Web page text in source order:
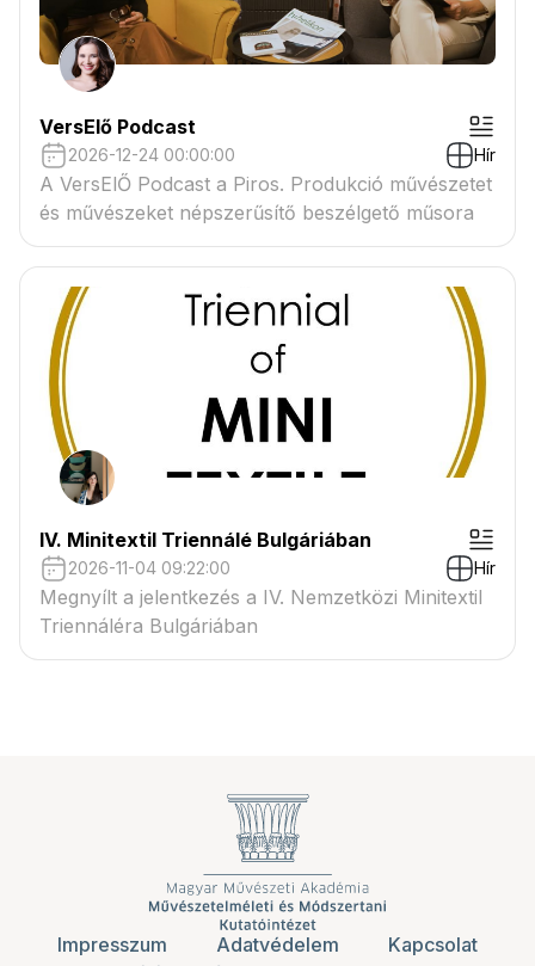
VersElő Podcast
2026-12-24 00:00:00 Hír
A VersElŐ Podcast a Piros. Produkció művészetet
és művészeket népszerűsítő beszélgető műsora
IV. Minitextil Triennálé Bulgáriában
2026-11-04 09:22:00 Hír
Megnyílt a jelentkezés a IV. Nemzetközi Minitextil
Triennáléra Bulgáriában
Impresszum Adatvédelem
Kapcsolat